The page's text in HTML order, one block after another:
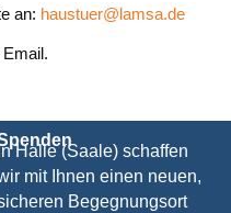
an: haustuer@lamsa.de
Halle (Saale) schaffen
mit Ihnen einen neuen,
Begegnungsort